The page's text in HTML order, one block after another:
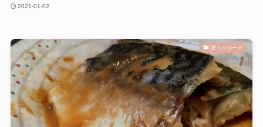
2021-01-02
絶メシロード